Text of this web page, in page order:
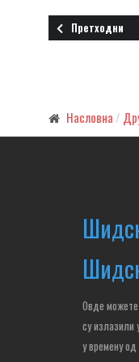
Претходни
Претходни
Насловна
Овде можете
су
у времену